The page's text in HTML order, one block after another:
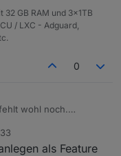
GB RAM und 3x1TB
/ LXC - Adguard,
0
wohl noch.
als Feature